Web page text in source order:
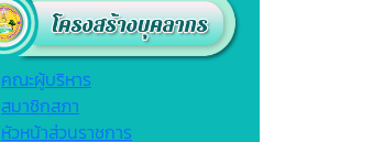
คณะผู้บริหาร
สมาชิกสภา
หัวหน้าส่วนราชการ